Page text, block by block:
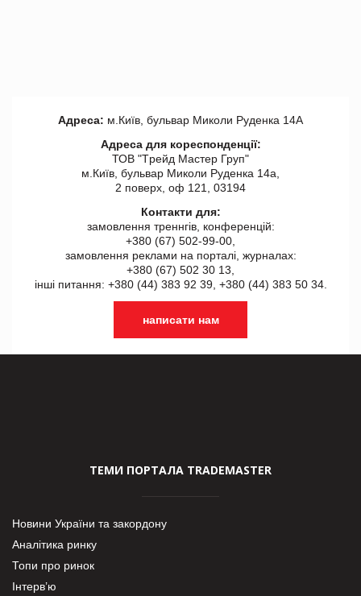
Адреса: м.Київ, бульвар Миколи Руденка 14А
Адреса для кореспонденції:
ТОВ "Tрейд Мастер Груп"
м.Київ, бульвар Миколи Руденка 14а,
2 поверх, оф 121, 03194
Контакти для:
замовлення треннгів, конференцій:
+380 (67) 502-99-00,
замовлення реклами на порталі, журналах:
+380 (67) 502 30 13,
інші питання: +380 (44) 383 92 39, +380 (44) 383 50 34.
написати нам
ТЕМИ ПОРТАЛА TRADEMASTER
Новини України та закордону
Аналітика ринку
Топи про ринок
Інтерв’ю